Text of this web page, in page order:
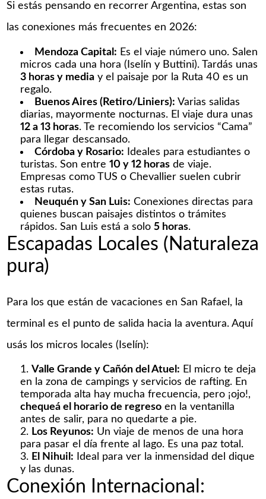
Si estás pensando en recorrer Argentina, estas son
las conexiones más frecuentes en 2026:
Mendoza Capital: Es el viaje número uno. Salen
micros cada una hora (Iselín y Buttini). Tardás unas
3 horas y mediay el paisaje por la Ruta 40 es un
regalo.
Buenos Aires (Retiro/Liniers): Varias salidas
diarias, mayormente nocturnas. El viaje dura unas
12 a 13 horas. Te recomiendo los servicios “Cama”
para llegar descansado.
Córdoba y Rosario: Ideales para estudiantes o
turistas. Son entre 10 y 12 horasde viaje.
Empresas como TUS o Chevallier suelen cubrir
estas rutas.
Neuquén y San Luis: Conexiones directas para
quienes buscan paisajes distintos o trámites
rápidos. San Luis está a solo 5 horas.
Escapadas Locales (Naturaleza
pura)
Para los que están de vacaciones en San Rafael, la
terminal es el punto de salida hacia la aventura. Aquí
usás los micros locales (Iselín):
Valle Grande y Cañón del Atuel: El micro te deja
en la zona de campings y servicios de rafting. En
temporada alta hay mucha frecuencia, pero ¡ojo!,
chequeá el horario de regresoen la ventanilla
antes de salir, para no quedarte a pie.
Los Reyunos: Un viaje de menos de una hora
para pasar el día frente al lago. Es una paz total.
El Nihuil: Ideal para ver la inmensidad del dique
y las dunas.
Conexión Internacional: